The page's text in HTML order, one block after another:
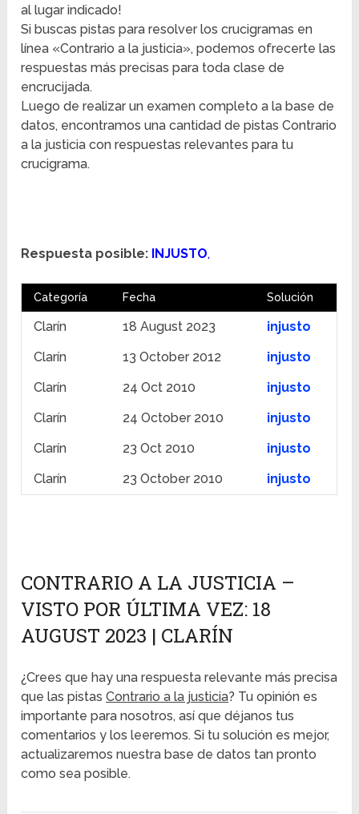
al lugar indicado!
Si buscas pistas para resolver los crucigramas en
línea «Contrario a la justicia», podemos ofrecerte las
respuestas más precisas para toda clase de
encrucijada.
Luego de realizar un examen completo a la base de
datos, encontramos una cantidad de pistas Contrario
a la justicia con respuestas relevantes para tu
crucigrama.
Respuesta posible: INJUSTO,
Categoría Fecha Solución
Clarín 18 August 2023
injusto
Clarín
13 October 2012
injusto
Clarín
24 Oct 2010
injusto
Clarín
24 October 2010
injusto
Clarín
23 Oct 2010
injusto
Clarín
23 October 2010 injusto
CONTRARIO A LA JUSTICIA –
VISTO POR ÚLTIMA VEZ: 18
AUGUST 2023 | CLARÍN
¿Crees que hay una respuesta relevante más precisa
que las pistasContrario a la justicia? Tu opinión es
importante para nosotros, así que déjanos tus
comentarios y los leeremos. Si tu solución es mejor,
actualizaremos nuestra base de datos tan pronto
como sea posible.